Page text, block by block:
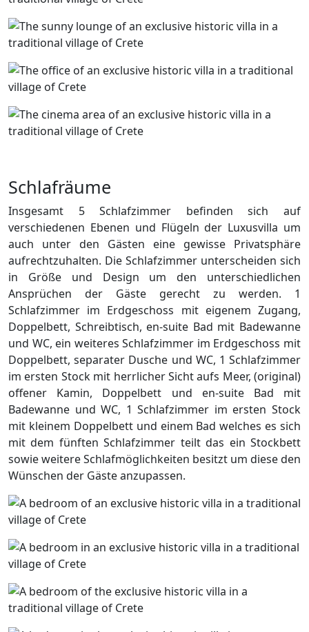
Schlafräume
Insgesamt 5 Schlafzimmer befinden sich auf
verschiedenen Ebenen und Flügeln der Luxusvilla um
auch unter den Gästen eine gewisse Privatsphäre
aufrechtzuhalten. Die Schlafzimmer unterscheiden sich
in Größe und Design um den unterschiedlichen
Ansprüchen der Gäste gerecht zu werden. 1
Schlafzimmer im Erdgeschoss mit eigenem Zugang,
Doppelbett, Schreibtisch, en-suite Bad mit Badewanne
und WC, ein weiteres Schlafzimmer im Erdgeschoss mit
Doppelbett, separater Dusche und WC, 1 Schlafzimmer
im ersten Stock mit herrlicher Sicht aufs Meer, (original)
offener Kamin, Doppelbett und en-suite Bad mit
Badewanne und WC, 1 Schlafzimmer im ersten Stock
mit kleinem Doppelbett und einem Bad welches es sich
mit dem fünften Schlafzimmer teilt das ein Stockbett
sowie weitere Schlafmöglichkeiten besitzt um diese den
Wünschen der Gäste anzupassen.